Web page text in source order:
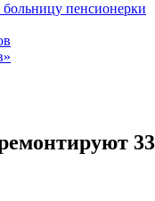
пенсионерки